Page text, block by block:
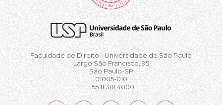
Faculdade de Direito - Universidade de São Paulo
Largo São Francisco, 95
São Paulo-SP
01005-010
+55 11 3111.4000